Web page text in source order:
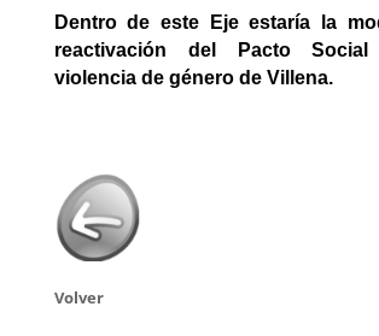
Dentro de este Eje estaría la
reactivación del Pacto
violencia de género de Villena.
Volver